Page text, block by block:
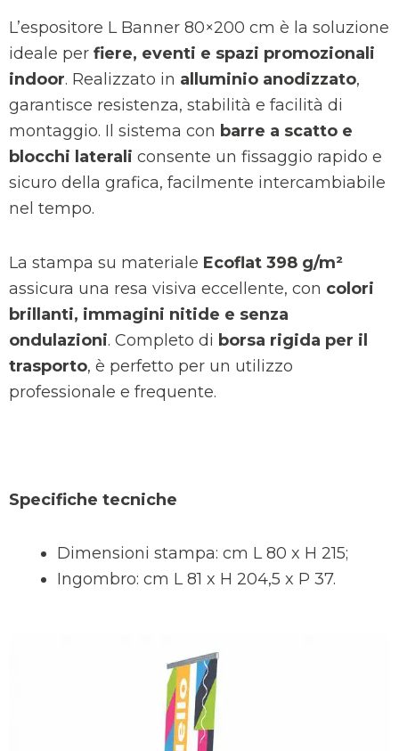
L’espositore L Banner 80×200 cm è la soluzione
ideale per fiere, eventi e spazi promozionali
indoor. Realizzato in alluminio anodizzato,
garantisce resistenza, stabilità e facilità di
montaggio. Il sistema con barre a scatto e
blocchi laterali consente un fissaggio rapido e
sicuro della grafica, facilmente intercambiabile
nel tempo.
La stampa su materiale Ecoflat 398 g/m²
assicura una resa visiva eccellente, con colori
brillanti, immagini nitide e senza
ondulazioni. Completo di borsa rigida per il
trasporto, è perfetto per un utilizzo
professionale e frequente.
Specifiche tecniche
Dimensioni stampa: cm L 80 x H 215;
Ingombro: cm L 81 x H 204,5 x P 37.